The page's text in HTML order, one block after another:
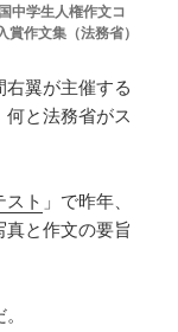
中学生人権作文コ
賞作文集（法務省）
翼が主催する
と法務省がス
ト 」で昨年、
と作文の要旨